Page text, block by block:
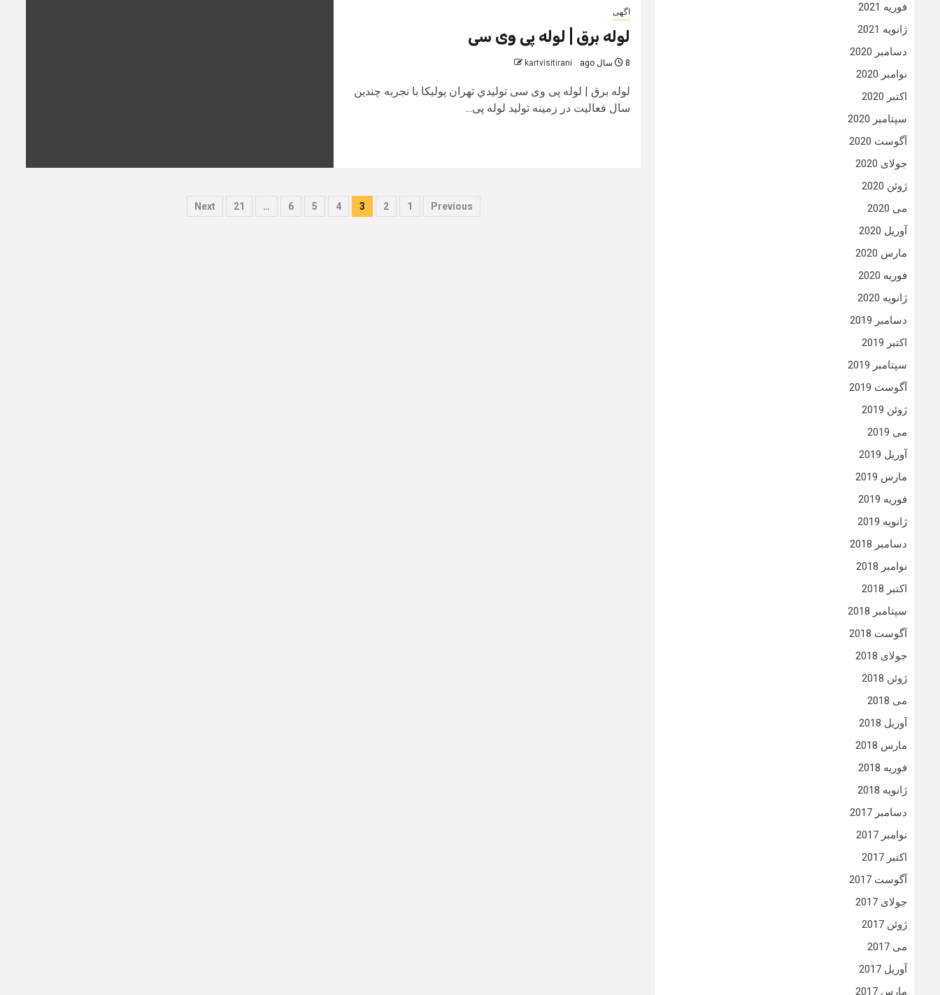
اگهی
لوله برق | لوله پی وی سی
8 سال ago kartvisitirani
لوله برق | لوله پی وی سی توليدي تهران پوليكا با تجربه چندين
سال فعاليت در زمينه توليد لوله پی...
صفحه‌بندی
Previous
1
2
3
4
5
6
…
21
Next
فوریه 2021
ژانویه 2021
دسامبر 2020
نوامبر 2020
اکتبر 2020
سپتامبر 2020
آگوست 2020
جولای 2020
ژوئن 2020
می 2020
آوریل 2020
مارس 2020
فوریه 2020
ژانویه 2020
دسامبر 2019
اکتبر 2019
سپتامبر 2019
آگوست 2019
ژوئن 2019
می 2019
آوریل 2019
مارس 2019
فوریه 2019
ژانویه 2019
دسامبر 2018
نوامبر 2018
اکتبر 2018
سپتامبر 2018
آگوست 2018
جولای 2018
ژوئن 2018
می 2018
آوریل 2018
مارس 2018
فوریه 2018
ژانویه 2018
دسامبر 2017
نوامبر 2017
اکتبر 2017
آگوست 2017
جولای 2017
ژوئن 2017
می 2017
آوریل 2017
مارس 2017